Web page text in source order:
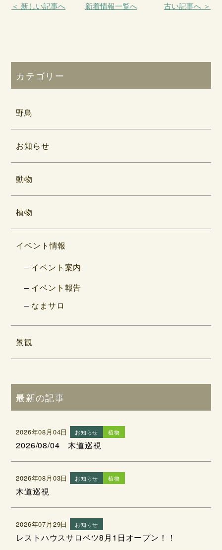
＜ 新しい記事へ 新着情報一覧へ 古い記事へ ＞
カテゴリー
野鳥
お知らせ
動物
植物
イベント情報
イベント案内
イベント報告
なまサロ
景観
最新の記事
2026年08月04日 お知らせ 植物
2026/08/04 木道巡視
2026年08月03日 お知らせ 植物
木道巡視
2026年07月29日 お知らせ
レストハウスサロベツ8月1日オープン！！